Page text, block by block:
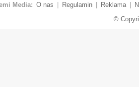
Media: O nas Regulamin Reklama
©